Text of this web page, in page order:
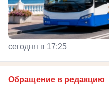
сегодня в 17:25
Обращение в редакцию